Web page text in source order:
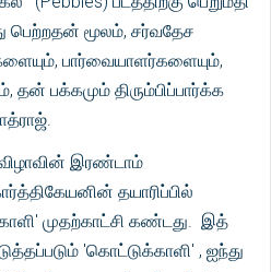
பெற்றதன் மூலம், சர்வதேச
பார்வையாளர்களையும்,
தன் பக்கமும் திரும்பிப்பார்க்க
இரண்டாம்
தயாரிப்பில்
முதற்காட்சி கண்டது. இத்
'கொட்டுக்காளி' , ஐந்து